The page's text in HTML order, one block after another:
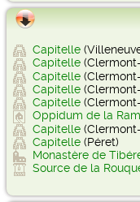
Capitelle
Capitelle
Capitelle
Capitelle
Capitelle
Oppidum de la
Capitelle
Capitelle (Péret)
Monastère de
Source de la